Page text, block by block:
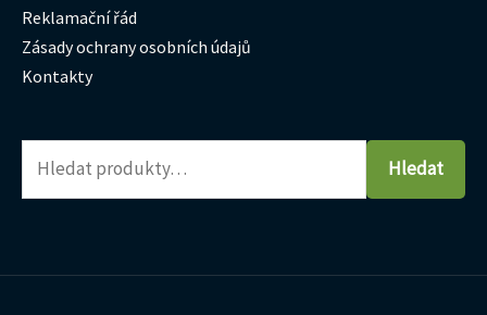
Reklamační řád
Zásady ochrany osobních údajů
Kontakty
Hledat